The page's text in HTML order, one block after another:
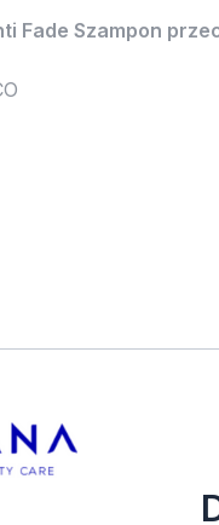
Fade Szampon